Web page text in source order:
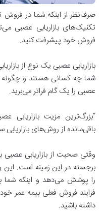
صرف‌نظر از اینکه شما در فروش
تکنیک‌های بازاریابی عصبی
فروش خود پیشرفت کنید.
بازاریابی عصبی یک نوع از
شما چه کسانی هستند و چگونه
عصبی را یک گام فراتر می‌برید.
“بزرگ‌ترین مزیت
باقی‌مانده از روش‌های بازاریابی
وقتی صحبت از بازاریابی عصبی
برجسته در این زمینه است. این
را پوشش می‌دهد و اینکه شما
فرایند فروش فعلی بیمه عمر
داشته باشید.